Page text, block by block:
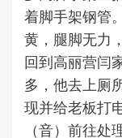
着脚手架钢管
黄，腿脚无力
回到高丽营闫
多，他去上厕
现并给老板打
（音）前往